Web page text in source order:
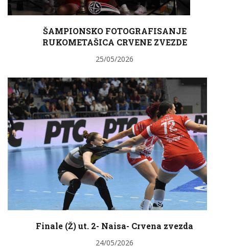
ŠAMPIONSKO FOTOGRAFISANJE
RUKOMETAŠICA CRVENE ZVEZDE
25/05/2026
Finale (Ž) ut. 2- Naisa- Crvena zvezda
24/05/2026